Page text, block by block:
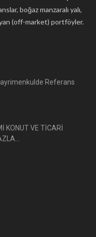
boğaz manzaralı yalı,
(off-market) portföyler.
Referans
KONUT VE TİCARİ